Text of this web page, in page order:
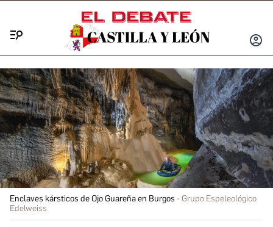
INICIAR
Enclaves kársticos de Ojo Guareña en Burgos
Grupo Espeleológico
Edelweiss